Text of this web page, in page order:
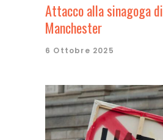
Attacco alla sinagoga di
Manchester
6 Ottobre 2025